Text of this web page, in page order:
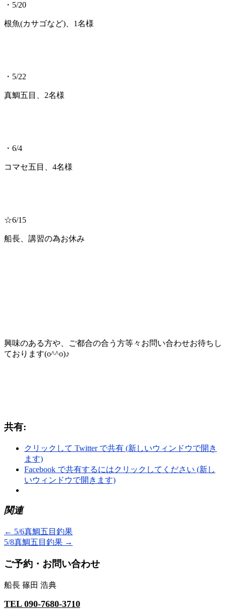
・5/20
根魚(カサゴなど)、1名様
・5/22
真鯛五目、2名様
・6/4
コマセ五目、4名様
☆6/15
船長、講習の為お休み
興味のある方や、ご都合の合う方等々お問い合わせお待ちし
ております(o^^o)♪
共有:
クリックして Twitter で共有 (新しいウィンドウで開き
ます)
Facebook で共有するにはクリックしてください (新し
いウィンドウで開きます)
関連
← 5/6真鯛五目釣果
5/8真鯛五目釣果 →
ご予約・お問い合わせ
船長 篠田 浩典
TEL 090-7680-3710